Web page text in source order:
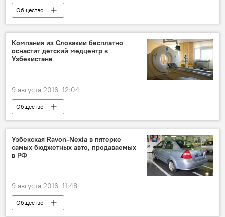
Общество
Компания из Словакии бесплатно
оснастит детский медцентр в
Узбекистане
9 августа 2016, 12:04
Общество
Узбекская Ravon-Nexia в пятерке
самых бюджетных авто, продаваемых
в РФ
9 августа 2016, 11:48
Общество